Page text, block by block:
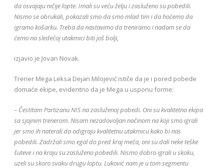
da osvajaju ničije lopte. Imali su veću želju i zasluženo su pobedili.
Nismo se obrukali, pokazali smo da smo mlad tim i da hoćemo da
igramo košarku. Treba da nastavimo da treniramo i nadam se da
ćemo na sledećoj utakmici biti još bolji,
izjavio je Jovan Novak.
Trener Mega Leksa Dejan Milojević ističe da je i pored pobede
domaće ekipe, evidentno da je Mega u usponu forme:
– Čestitam Partizanu NIS na zasluženoj pobedi. Oni su kvalitetna ekipa
sa sjajnim trenerom. Nisam nezadovoljan načinom na koji smo igrali
jer smo ih naterali da odigraju kvalitetnu utakmicu kako bi nas
pobedili. Zadržali smo egal do pred kraj meča, oni su dali neke teške
šuteve i na kraju su zasluženo pobedili. Nismo dobro igrali u skoku,
uzeli su skoro svaku drugu loptu. Luković nam je u tom segmentu